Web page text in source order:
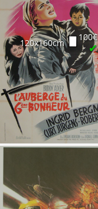
120x160cm
100€
✔